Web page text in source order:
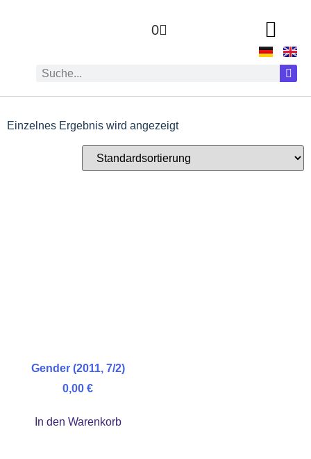
0
Einzelnes Ergebnis wird angezeigt
Gender (2011, 7/2)
0,00 €
In den Warenkorb